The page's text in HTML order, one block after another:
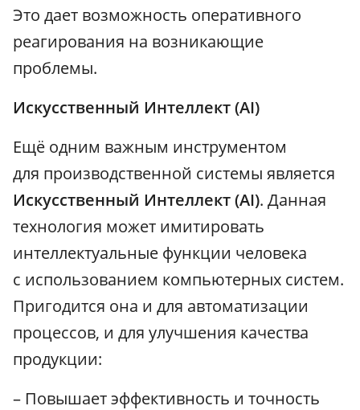
Это дает возможность оперативного
реагирования на возникающие
проблемы.
Искусственный Интеллект (AI)
Ещё одним важным инструментом
для производственной системы является
Искусственный Интеллект (AI). Данная
технология может имитировать
интеллектуальные функции человека
с использованием компьютерных систем.
Пригодится она и для автоматизации
процессов, и для улучшения качества
продукции:
– Повышает эффективность и точность